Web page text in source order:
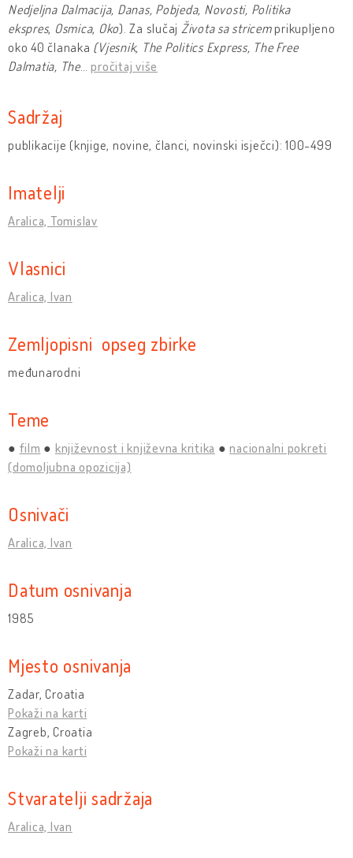
Nedjeljna Dalmacija, Danas, Pobjeda, Novosti, Politika
ekspres, Osmica, Oko). Za slučaj Života sa stricemprikupljeno
oko 40 članaka (Vjesnik, The Politics Express, The Free
Dalmatia, The…pročitaj više
Sadržaj
publikacije (knjige, novine, članci, novinski isječci): 100-499
Imatelji
Aralica, Tomislav
Vlasnici
Aralica, Ivan
Zemljopisni opseg zbirke
međunarodni
Teme
film književnost i književna kritika
nacionalni pokreti
(domoljubna opozicija)
Osnivači
Aralica, Ivan
Datum osnivanja
1985
Mjesto osnivanja
Zadar, Croatia
Pokaži na karti
Zagreb, Croatia
Pokaži na karti
Stvaratelji sadržaja
Aralica, Ivan